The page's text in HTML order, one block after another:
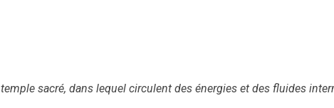
sacré, dans lequel circulent des énergies et des fluides